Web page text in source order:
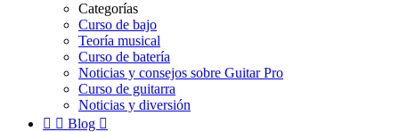
Categorías
Curso de bajo
Teoría musical
Curso de batería
Noticias y consejos sobre Guitar Pro
Curso de guitarra
Noticias y diversión
  Blog 